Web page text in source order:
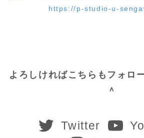
https://p-studio-u-
よろしければこちらもフォロ
＾
Twitter